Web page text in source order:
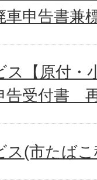
申告書兼
ス【原付・
告受付書＿
ス(市たば